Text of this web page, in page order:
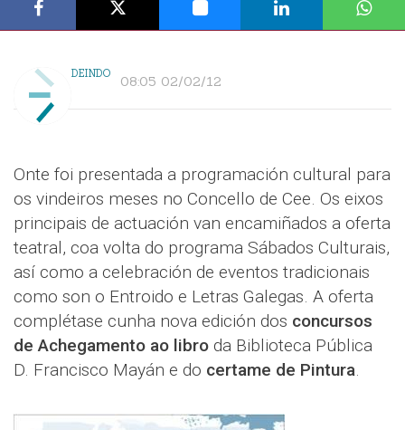
DEINDO 08:05 02/02/12
Onte foi presentada a programación cultural para
os vindeiros meses no Concello de Cee. Os eixos
principais de actuación van encamiñados a oferta
teatral, coa volta do programa Sábados Culturais,
así como a celebración de eventos tradicionais
como son o Entroido e Letras Galegas. A oferta
complétase cunha nova edición dos concursos
de Achegamento ao libro da Biblioteca Pública
D. Francisco Mayán e do certame de Pintura.